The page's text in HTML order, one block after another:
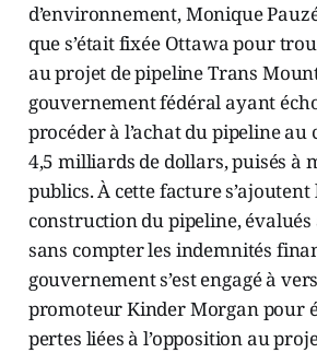
d’environnement, Monique
que s’était fixée Ottawa pour
au projet de pipeline Trans
gouvernement fédéral ayant
procéder à l’achat du pipeline au
4,5 milliards de dollars, puisés à
publics. À cette facture s’ajoutent
construction du pipeline,
sans compter les indemnités
gouvernement s’est engagé à
promoteur Kinder Morgan pour
pertes liées à l’opposition au